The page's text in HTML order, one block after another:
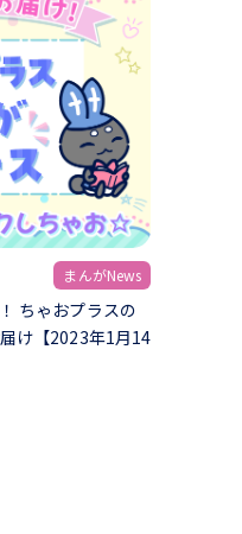
まんがNews
ちゃおプラスの
け【2023年1月14